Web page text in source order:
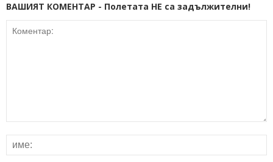
ВАШИЯТ КОМЕНТАР - Полетата НЕ са задължителни!